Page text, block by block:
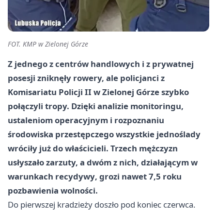
FOT. KMP w Zielonej Górze
Z jednego z centrów handlowych i z prywatnej
posesji zniknęły rowery, ale policjanci z
Komisariatu Policji II w Zielonej Górze szybko
połączyli tropy. Dzięki analizie monitoringu,
ustaleniom operacyjnym i rozpoznaniu
środowiska przestępczego wszystkie jednoślady
wróciły już do właścicieli. Trzech mężczyzn
usłyszało zarzuty, a dwóm z nich, działającym w
warunkach recydywy, grozi nawet7,5 roku
pozbawienia wolności.
Do pierwszej kradzieży doszło pod koniec czerwca.